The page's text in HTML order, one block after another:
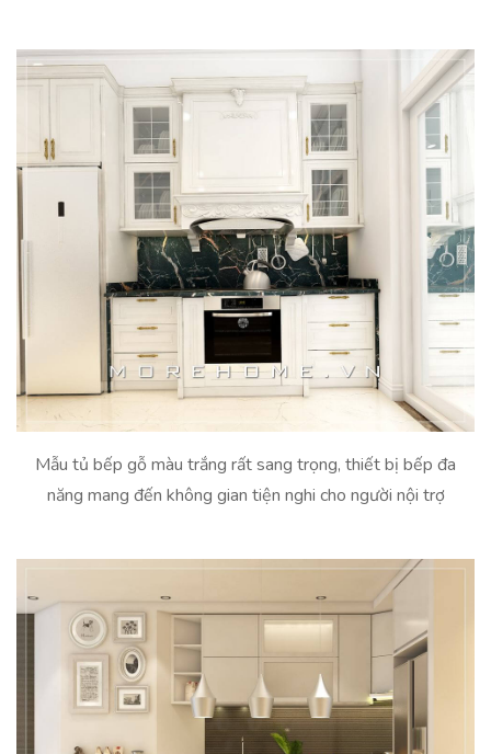
Mẫu tủ bếp gỗ màu trắng rất sang trọng, thiết bị bếp đa
năng mang đến không gian tiện nghi cho người nội trợ